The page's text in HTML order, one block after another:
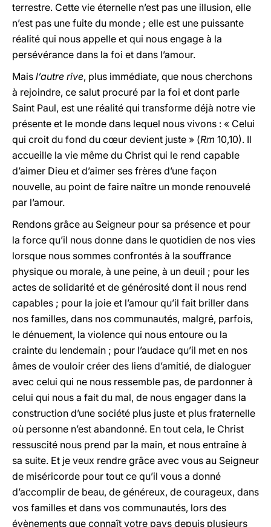
terrestre. Cette vie éternelle n’est pas une illusion, elle
n’est pas une fuite du monde ; elle est une puissante
réalité qui nous appelle et qui nous engage à la
persévérance dans la foi et dans l’amour.
Mais l’autre rive, plus immédiate, que nous cherchons
à rejoindre, ce salut procuré par la foi et dont parle
Saint Paul, est une réalité qui transforme déjà notre vie
présente et le monde dans lequel nous vivons : « Celui
qui croit du fond du cœur devient juste » (Rm 10,10). Il
accueille la vie même du Christ qui le rend capable
d’aimer Dieu et d’aimer ses frères d’une façon
nouvelle, au point de faire naître un monde renouvelé
par l’amour.
Rendons grâce au Seigneur pour sa présence et pour
la force qu’il nous donne dans le quotidien de nos vies
lorsque nous sommes confrontés à la souffrance
physique ou morale, à une peine, à un deuil ; pour les
actes de solidarité et de générosité dont il nous rend
capables ; pour la joie et l’amour qu’il fait briller dans
nos familles, dans nos communautés, malgré, parfois,
le dénuement, la violence qui nous entoure ou la
crainte du lendemain ; pour l’audace qu’il met en nos
âmes de vouloir créer des liens d’amitié, de dialoguer
avec celui qui ne nous ressemble pas, de pardonner à
celui qui nous a fait du mal, de nous engager dans la
construction d’une société plus juste et plus fraternelle
où personne n’est abandonné. En tout cela, le Christ
ressuscité nous prend par la main, et nous entraîne à
sa suite. Et je veux rendre grâce avec vous au Seigneur
de miséricorde pour tout ce qu’il vous a donné
d’accomplir de beau, de généreux, de courageux, dans
vos familles et dans vos communautés, lors des
évènements que connaît votre pays depuis plusieurs